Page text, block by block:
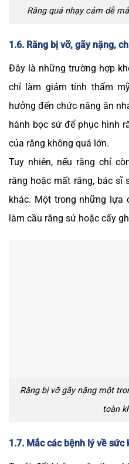
Răng quá nhạy cảm dễ
1.6. Răng bị vỡ, gãy nặng,
Đây là những trường hợp
chỉ làm giảm tính thẩm
hưởng đến chức năng ăn
hành bọc sứ để phục hình
của răng không quá lớn.
Tuy nhiên, nếu răng chỉ
răng hoặc mất răng, bác sĩ
khác. Một trong những lựa
làm cầu răng sứ hoặc cấy
Răng bị vỡ gãy nặng một
toàn
1.7. Mắc các bệnh lý về sức